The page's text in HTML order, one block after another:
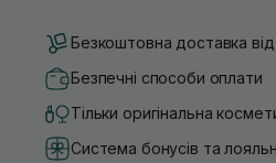
Безкоштовна доставка
Безпечні способи оплати
Тільки оригінальна
Система бонусів та